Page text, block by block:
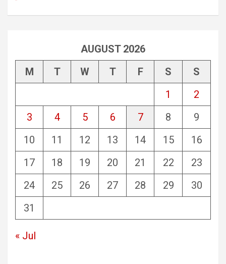
AUGUST 2026
M
T W T F S
S
1
2
3
4 5 6 7 8
9
10
11 12 13 14 15
16
17
18 19 20 21 22
23
24
25 26 27 28 29
30
31
« Jul